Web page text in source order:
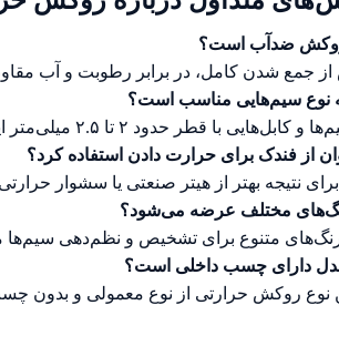
روکش ضدآب است؟
از جمع شدن کامل، در برابر رطوبت و آب
نوع سیم‌هایی مناسب است؟
با قطر حدود ۲ تا ۲.۵ میلی‌متر ایده‌آل است.
از فندک برای حرارت دادن استفاده کرد؟
برای نتیجه بهتر از هیتر صنعتی یا سشوار
رنگ‌های مختلف عرضه می‌شود؟
رنگ‌های متنوع برای تشخیص و نظم‌دهی
مدل دارای چسب داخلی است؟
نوع روکش حرارتی از نوع معمولی و بدون